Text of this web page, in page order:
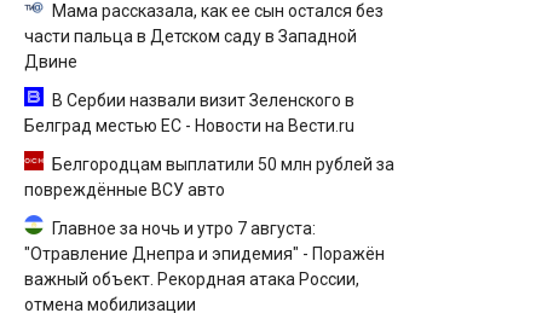
Мама рассказала, как ее сын остался без
части пальца в Детском саду в Западной
Двине
В Сербии назвали визит Зеленского в
Белград местью ЕС - Новости на Вести.ru
Белгородцам выплатили 50 млн рублей за
повреждённые ВСУ авто
Главное за ночь и утро 7 августа:
"Отравление Днепра и эпидемия" - Поражён
важный объект. Рекордная атака России,
отмена мобилизации